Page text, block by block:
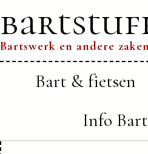
Bartswerk en andere zaken
Bart & fietsen
Info